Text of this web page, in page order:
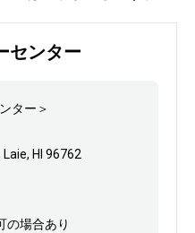
センター
ター＞
HI 96762
の場合あり